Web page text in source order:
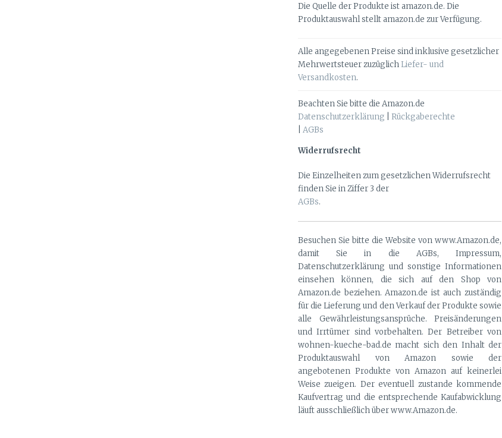
Die Quelle der Produkte ist amazon.de. Die
Produktauswahl stellt amazon.de zur Verfügung.
Alle angegebenen Preise sind inklusive gesetzlicher
Mehrwertsteuer zuzüglich Liefer- und
Versandkosten.
Beachten Sie bitte die Amazon.de
Datenschutzerklärung
Rückgaberechte
AGBs
Widerrufsrecht
Die Einzelheiten zum gesetzlichen Widerrufsrecht
finden Sie in Ziffer 3 der
AGBs.
Besuchen Sie bitte die Website von www.Amazon.de,
damit Sie in die AGBs, Impressum,
Datenschutzerklärung und sonstige Informationen
einsehen können, die sich auf den Shop von
Amazon.de beziehen. Amazon.de ist auch zuständig
für die Lieferung und den Verkauf der Produkte sowie
alle Gewährleistungsansprüche. Preisänderungen
und Irrtümer sind vorbehalten. Der Betreiber von
wohnen-kueche-bad.de macht sich den Inhalt der
Produktauswahl von Amazon sowie der
angebotenen Produkte von Amazon auf keinerlei
Weise zueigen. Der eventuell zustande kommende
Kaufvertrag und die entsprechende Kaufabwicklung
läuft ausschließlich über www.Amazon.de.